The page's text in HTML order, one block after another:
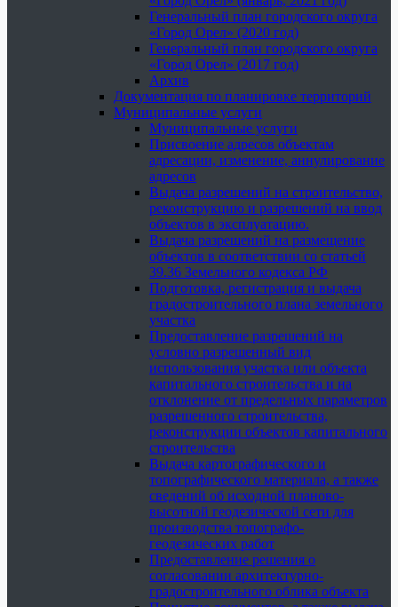
Генеральный план городского округа
«Город Орел» (2020 год)
Генеральный план городского округа
«Город Орел» (2017 год)
Архив
Документация по планировке территорий
Муниципальные услуги
Муниципальные услуги
Присвоение адресов объектам
адресации, изменение, аннулирование
адресов
Выдача разрешений на строительство,
реконструкцию и разрешений на ввод
объектов в эксплуатацию.
Выдача разрешений на размещение
объектов в соответствии со статьей
39.36 Земельного кодекса РФ
Подготовка, регистрация и выдача
градостроительного плана земельного
участка
Предоставление разрешений на
условно разрешенный вид
использования участка или объекта
капитального строительства и на
отклонение от предельных параметров
разрешенного строительства,
реконструкции объектов капитального
строительства
Выдача картографического и
топографического материала, а также
сведений об исходной планово-
высотной геодезической сети для
производства топографо-
геодезических работ
Предоставление решения о
согласовании архитектурно-
градостроительного облика объекта